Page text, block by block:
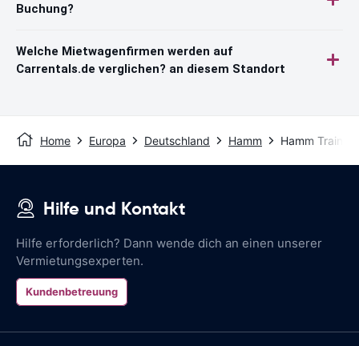
Buchung?
Welche Mietwagenfirmen werden auf
Carrentals.de verglichen? an diesem Standort
Home Europa Deutschland Hamm Hamm Train
Hilfe und Kontakt
Hilfe erforderlich? Dann wende dich an einen unserer
Vermietungsexperten.
Kundenbetreuung